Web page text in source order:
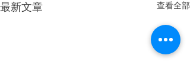
最新文章 查看全部